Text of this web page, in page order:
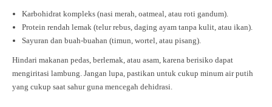
Karbohidrat kompleks (nasi merah, oatmeal, atau roti gandum).
Protein rendah lemak (telur rebus, daging ayam tanpa kulit, atau ikan).
Sayuran dan buah-buahan (timun, wortel, atau pisang).
Hindari makanan pedas, berlemak, atau asam, karena berisiko dapat
mengiritasi lambung. Jangan lupa, pastikan untuk cukup minum air putih
yang cukup saat sahur guna mencegah dehidrasi.